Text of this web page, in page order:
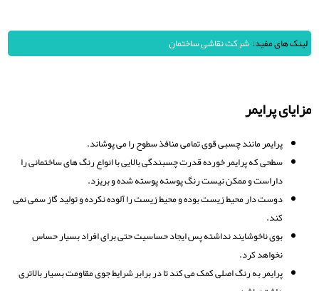
لینک های مفید: شرکت نقاشی ساختمان
مزایای پرایمر
پرایمر مانند چسبی قوی تمامی منافذ سطوح را می پوشاند.
سطحی که پرایمر خورده قدرت چسبندگی بالایی با انواع رنگ های ساختمانی را
داراست و ممکن نیست رنگ پوسته پوسته شده و بریزد.
دوست دار محیط زیست بوده و محیط زیست را آلوده نکرده و تولید گاز سمی نمی
کند.
بوی ناخوشایند نداشته پس ایجاد حساسیت حتی برای افراد بسیار حساس
نخواهد کرد.
پرایمر به رنگ اصلی کمک می کند تا در برابر شرایط جوی مقاومت بسیار بالاتری